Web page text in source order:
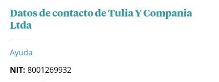
Datos de contacto de Tulia Y Compania
Ltda
Ayuda
NIT: 8001269932